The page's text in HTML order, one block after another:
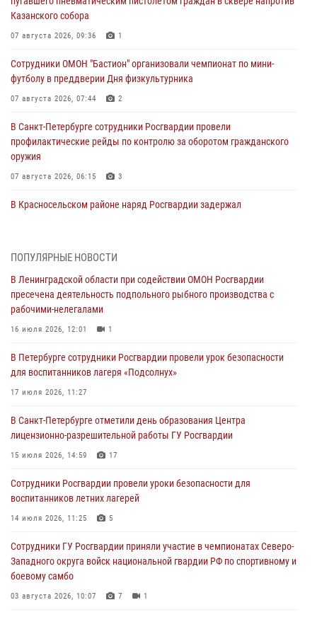
Казанского собора
07 августа 2026, 09:36 1
Сотрудники ОМОН "Бастион" организовали чемпионат по мини-
футболу в преддверии Дня физкультурника
07 августа 2026, 07:44 2
В Санкт-Петербурге сотрудники Росгвардии провели
профилактические рейды по контролю за оборотом гражданского
оружия
07 августа 2026, 06:15 3
В Красносельском районе наряд Росгвардии задержал
06 августа 2026, 13:39 1
В Центральном районе росгвардейцы оперативно задержали
хулигана, стрелявшего из пускового устройства рядом с жилыми
домами
06 августа 2026, 11:36
Сотрудники и военнослужащие Росгвардии обеспечили
правопорядок при проведении матча "Зенит" - "Балтика"
06 августа 2026, 07:30
В Выборгском районе наряд Росгвардии обнаружил
разыскиваемый преступный автотранспорт
05 августа 2026, 12:25 2
Петербургские росгвардейцы обнаружили объявленный в розыск
автомобиль, ранее использовавшийся при совершении кражи в
Ленобласти
ПОПУЛЯРНЫЕ НОВОСТИ
В Ленинградской области при содействии ОМОН Росгвардии
пресечена деятельность подпольного рыбного производства с
рабочими-нелегалами
16 июля 2026, 12:01 1
В Петербурге сотрудники Росгвардии провели урок безопасности
для воспитанников лагеря «Подсолнух»
17 июля 2026, 11:27
В Санкт-Петербурге отметили день образования Центра
лицензионно-разрешительной работы ГУ Росгвардии
15 июля 2026, 14:59 17
Сотрудники Росгвардии провели уроки безопасности для
воспитанников летних лагерей
14 июля 2026, 11:25 5
Сотрудники ГУ Росгвардии приняли участие в чемпионатах Северо-
Западного округа войск национальной гвардии РФ по спортивному и
боевому самбо
03 августа 2026, 10:07 7 1